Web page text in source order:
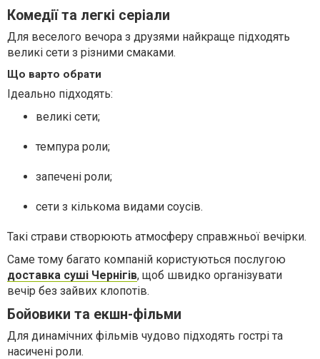
Комедії та легкі серіали
Для веселого вечора з друзями найкраще підходять
великі сети з різними смаками.
Що варто обрати
Ідеально підходять:
великі сети;
темпура роли;
запечені роли;
сети з кількома видами соусів.
Такі страви створюють атмосферу справжньої вечірки.
Саме тому багато компаній користуються послугою
доставка суші Чернігів, щоб швидко організувати
вечір без зайвих клопотів.
Бойовики та екшн-фільми
Для динамічних фільмів чудово підходять гострі та
насичені роли.